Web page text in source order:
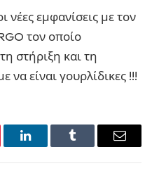
νέες εμφανίσεις με τον
τον οποίο
στήριξη και τη
να είναι γουρλίδικες !!!
LinkedInTumblr Email